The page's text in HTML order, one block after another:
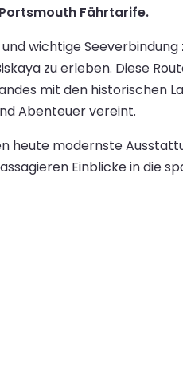
Fährtarife.
wichtige
zu erleben. Diese
mit den historischen
Abenteuer vereint.
modernste
Einblicke in die